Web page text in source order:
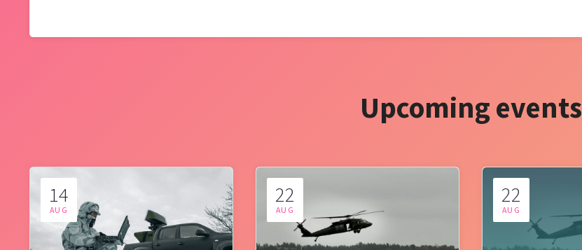
Upcoming events
14
AUG
22
AUG
22
AUG